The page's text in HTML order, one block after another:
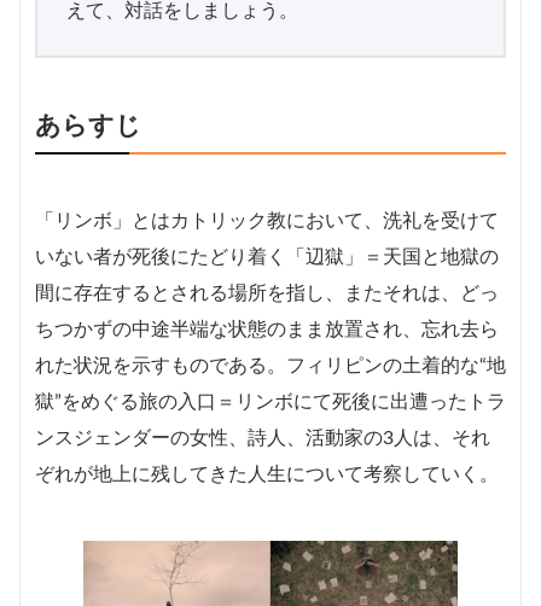
えて、対話をしましょう。
あらすじ
「リンボ」とはカトリック教において、洗礼を受けて
いない者が死後にたどり着く「辺獄」＝天国と地獄の
間に存在するとされる場所を指し、またそれは、どっ
ちつかずの中途半端な状態のまま放置され、忘れ去ら
れた状況を示すものである。フィリピンの土着的な“地
獄”をめぐる旅の入口＝リンボにて死後に出遭ったトラ
ンスジェンダーの女性、詩人、活動家の3人は、それ
ぞれが地上に残してきた人生について考察していく。